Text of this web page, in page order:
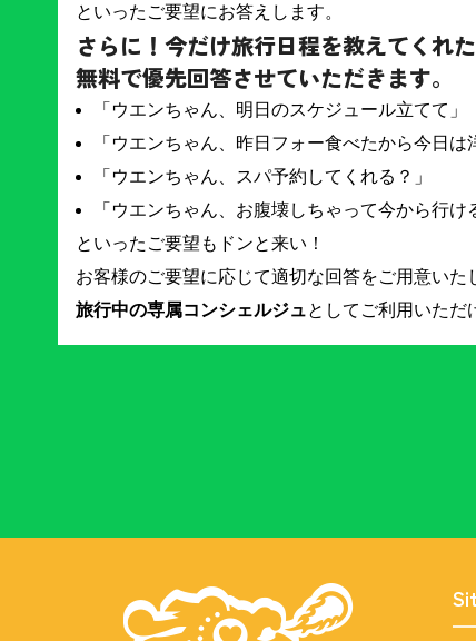
といったご要望にお答えします。
さらに！今だけ旅行日程を教えてくれた
無料で優先回答させていただきます。
「ウエンちゃん、明日のスケジュール立てて」
「ウエンちゃん、昨日フォー食べたから今日は
「ウエンちゃん、スパ予約してくれる？」
「ウエンちゃん、お腹壊しちゃって今から行け
といったご要望もドンと来い！
お客様のご要望に応じて適切な回答をご用意いた
旅行中の専属コンシェルジュとしてご利用いただ